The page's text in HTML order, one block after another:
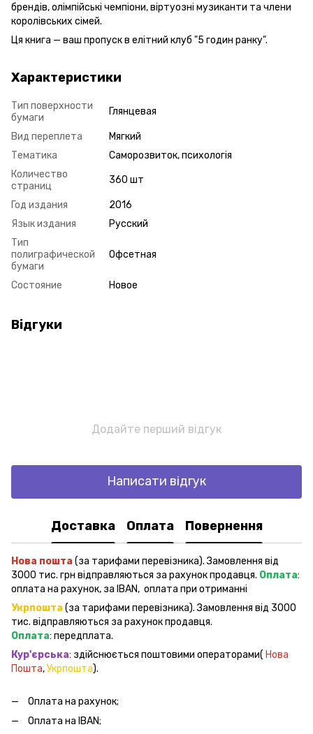
брендів, олімпійські чемпіони, віртуозні музиканти та члени
королівських сімей.
Ця книга — ваш пропуск в елітний клуб "5 годин ранку".
Характеристики
Тип поверхности
бумаги
Глянцевая
Вид переплета
Мягкий
Тематика
Саморозвиток, психологія
Количество
страниц
360 шт
Год издания
2016
Язык издания
Русский
Тип
полиграфической
бумаги
Офсетная
Состояние Новое
Відгуки
Додайте перший відгук
Написати відгук
Доставка Оплата Повернення
Нова пошта (за тарифами перевізника). Замовлення від
3000 тис. грн відправляються за рахунок продавця. Оплата:
оплата на рахунок, за IBAN, оплата при отриманні
Укрпошта (за тарифами перевізника). Замовлення від 3000
тис. відправляються за рахунок продавця.
Оплата: передплата.
Кур'єрська: здійснюється поштовими операторами( Нова
Пошта,Укрпошта).
Оплата на рахунок;
Оплата на IBAN;